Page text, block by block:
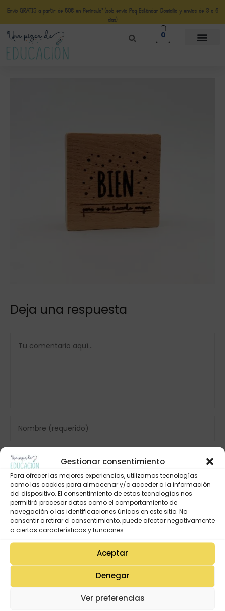
Gestionar consentimiento
Para ofrecer las mejores experiencias, utilizamos tecnologías
como las cookies para almacenar y/o acceder a la información
del dispositivo. El consentimiento de estas tecnologías nos
permitirá procesar datos como el comportamiento de
navegación o las identificaciones únicas en este sitio. No
consentir o retirar el consentimiento, puede afectar negativamente
a ciertas características y funciones.
Aceptar
Denegar
Ver preferencias
Envío GRATIS a partir de 50€ en Península* (solo envio Paq Estándar Domicilio y envíos de 3 a 5
días)
0
Deja una respuesta